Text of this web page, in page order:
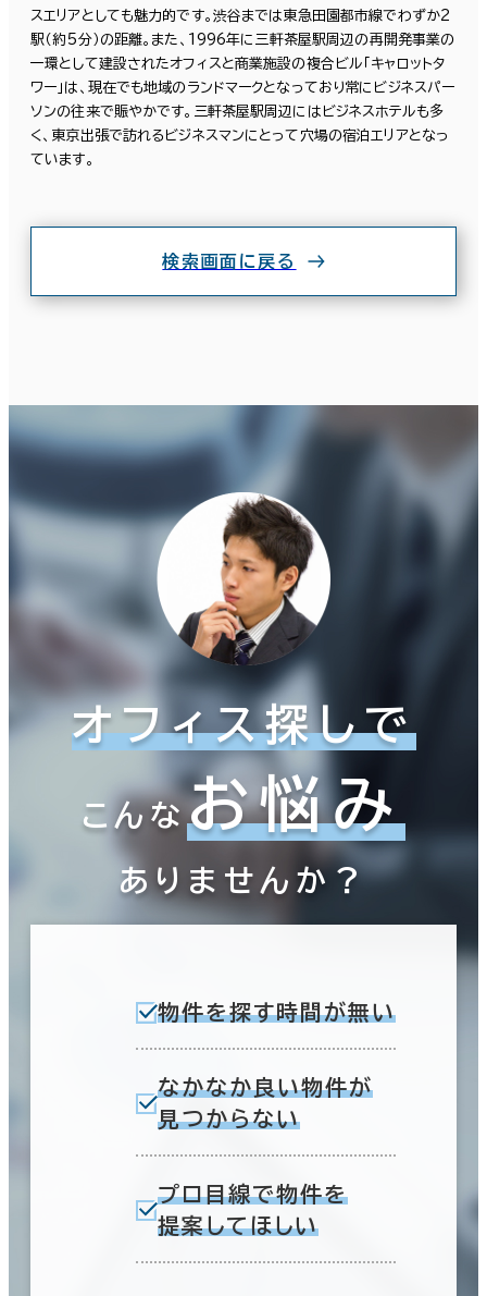
スエリアとしても魅力的です。渋谷までは東急田園都市線でわずか2
駅（約5分）の距離。また、1996年に三軒茶屋駅周辺の再開発事業の
一環として建設されたオフィスと商業施設の複合ビル「キャロットタ
ワー」は、現在でも地域のランドマークとなっており常にビジネスパー
ソンの往来で賑やかです。三軒茶屋駅周辺にはビジネスホテルも多
く、東京出張で訪れるビジネスマンにとって穴場の宿泊エリアとなっ
ています。
検索画面に戻る
オフィス探しで
こんなお悩み
ありませんか？
物件を探す時間が無い
なかなか良い物件が
見つからない
プロ目線で物件を
提案してほしい
茨城県
(189)
群馬県 (74)
埼玉県 (240)
千葉県 (406)
条件で絞り込む
面積選択
～
複数フロアを含む
賃料選択（共益費含）
坪単価 月総額
賃料非公開物件を含む
駅徒歩
5分以内
入居可能時期
即入居可能